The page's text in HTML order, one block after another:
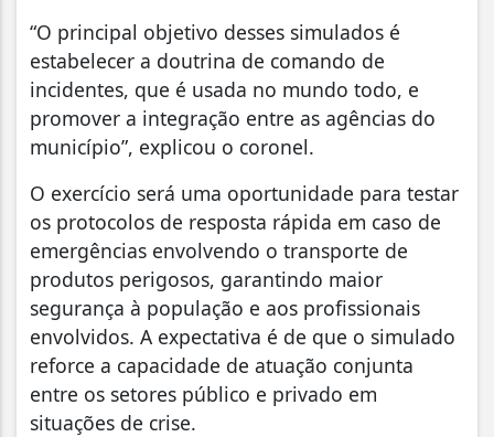
“O principal objetivo desses simulados é
estabelecer a doutrina de comando de
incidentes, que é usada no mundo todo, e
promover a integração entre as agências do
município”, explicou o coronel.
O exercício será uma oportunidade para testar
os protocolos de resposta rápida em caso de
emergências envolvendo o transporte de
produtos perigosos, garantindo maior
segurança à população e aos profissionais
envolvidos. A expectativa é de que o simulado
reforce a capacidade de atuação conjunta
entre os setores público e privado em
situações de crise.